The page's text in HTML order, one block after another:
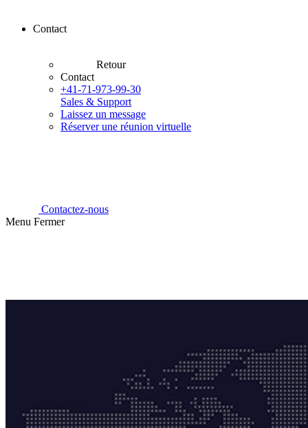
Contact
Retour
Contact
+41-71-973-99-30
Sales & Support
Laissez un message
Réserver une réunion virtuelle
Contactez-nous
Menu Fermer